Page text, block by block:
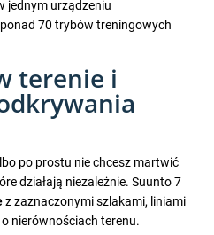
jednym urządzeniu
70 trybów treningowych
terenie i
po prostu nie chcesz martwić
działają niezależnie. Suunto 7
z zaznaczonymi szlakami, liniami
nierównościach terenu.